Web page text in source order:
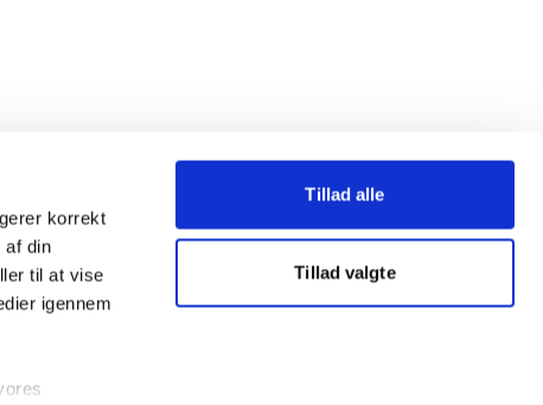
korrekt
af din
til at vise
igennem
Tillad alle
Tillad valgte